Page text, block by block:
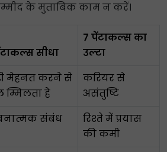
के मुताबिक काम न करें।
सीधा
7 पेंटाकल्स का
उल्टा
मेहनत करने से
हे
करियर से
असंतुष्टि
संबंध
रिश्ते में प्रयास
की कमी